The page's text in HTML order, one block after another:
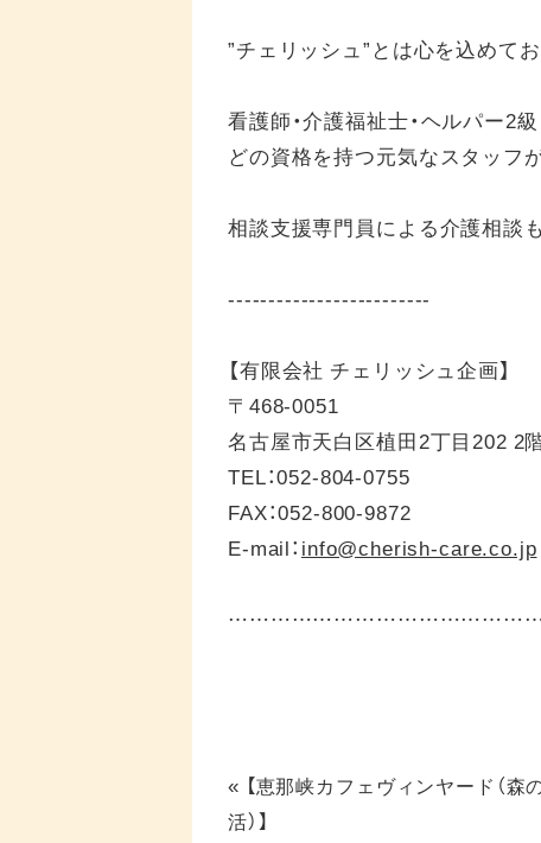
”チェリッシュ”とは心を込めて
看護師・介護福祉士・ヘルパー2
どの資格を持つ元気なスタッフ
相談支援専門員による介護相談
-------------------------
【有限会社 チェリッシュ企画】
〒468-0051
名古屋市天白区植田2丁目202 2
TEL：052-804-0755
FAX：052-800-9872
E-mail： info@cherish-care.co.jp
« 【恵那峡カフェヴィンヤード（森
活）】